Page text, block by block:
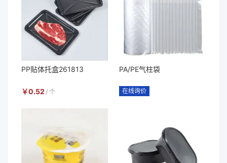
PP贴体托盒261813
￥0.52 / 个
PA/PE气柱袋
在线询价